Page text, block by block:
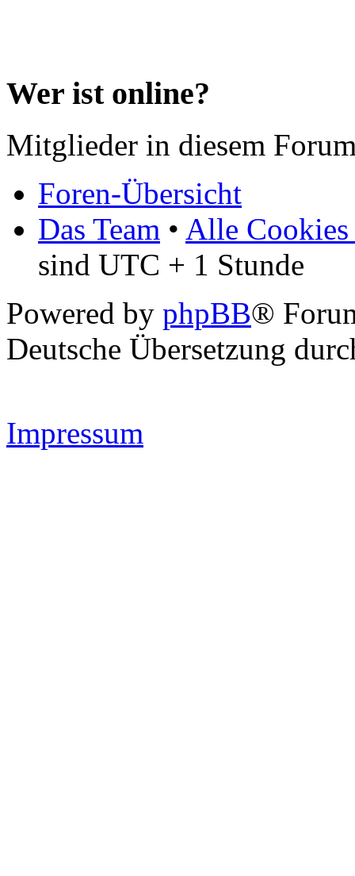
Wer ist online?
Mitglieder in diesem
Foren-Übersicht
Das Team • Alle Cookies
sind UTC + 1 Stunde
Powered by phpBB®
Deutsche Übersetzung
Impressum